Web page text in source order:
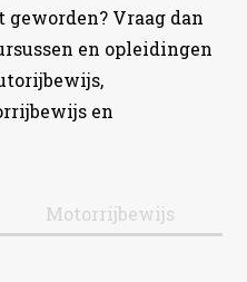
Vraag dan
en opleidingen
en
Motorrijbewijs